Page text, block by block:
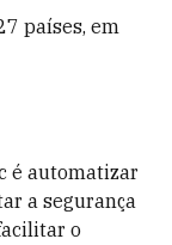
países, em
é automatizar
a segurança
o